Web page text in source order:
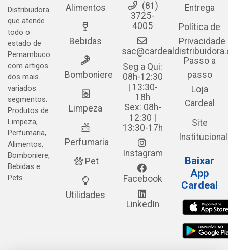
Distribuidora
que atende
todo o
estado de
Pernambuco
com artigos
dos mais
variados
segmentos:
Produtos de
Limpeza,
Perfumaria,
Alimentos,
Bomboniere,
Bebidas e
Pets.
Alimentos
Bebidas
Bomboniere
Limpeza
Perfumaria
Pet
Utilidades
(81)
3725-
4005
Seg a Qui:
08h-12:30
| 13:30-
18h
Sex: 08h-
12:30 |
13:30-17h
Instagram
Facebook
LinkedIn
Entrega
Política de
Privacidade
Passo a
passo
Loja
Cardeal
Site
Institucional
Baixar
App
Cardeal